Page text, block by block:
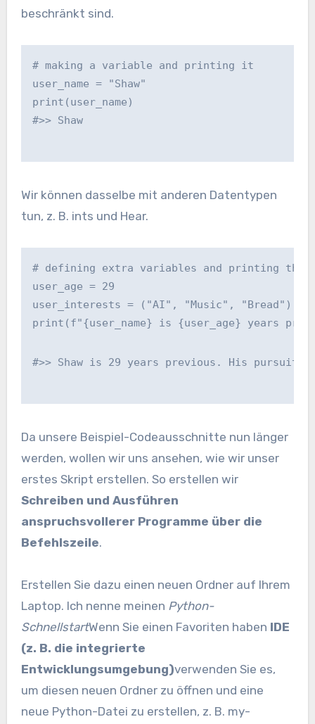
beschränkt sind.
# making a variable and printing it
user_name = "Shaw"
print(user_name)
#>> Shaw
Wir können dasselbe mit anderen Datentypen
tun, z. B. ints und Hear.
# defining extra variables and printing
user_age = 29
user_interests = ("AI", "Music", "Bread")
print(f"{user_name} is {user_age} years
#>> Shaw is 29 years previous. His
Da unsere Beispiel-Codeausschnitte nun länger
werden, wollen wir uns ansehen, wie wir unser
erstes Skript erstellen. So erstellen wir
Schreiben und Ausführen
anspruchsvollerer Programme über die
Befehlszeile.
Erstellen Sie dazu einen neuen Ordner auf Ihrem
Laptop. Ich nenne meinen Python-
SchnellstartWenn Sie einen Favoriten haben IDE
(z. B. die integrierte
Entwicklungsumgebung)verwenden Sie es,
um diesen neuen Ordner zu öffnen und eine
neue Python-Datei zu erstellen, z. B. my-